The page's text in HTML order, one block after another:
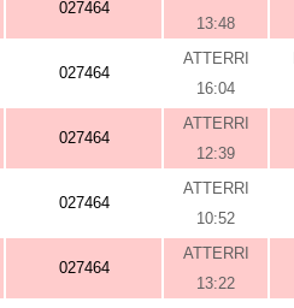
027464
13:48
027464
ATTERRI
16:04
027464
ATTERRI
12:39
027464
ATTERRI
10:52
027464
ATTERRI
13:22